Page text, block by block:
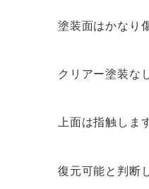
塗装面はかなり
クリアー塗装な
上面は指触しま
復元可能と判断